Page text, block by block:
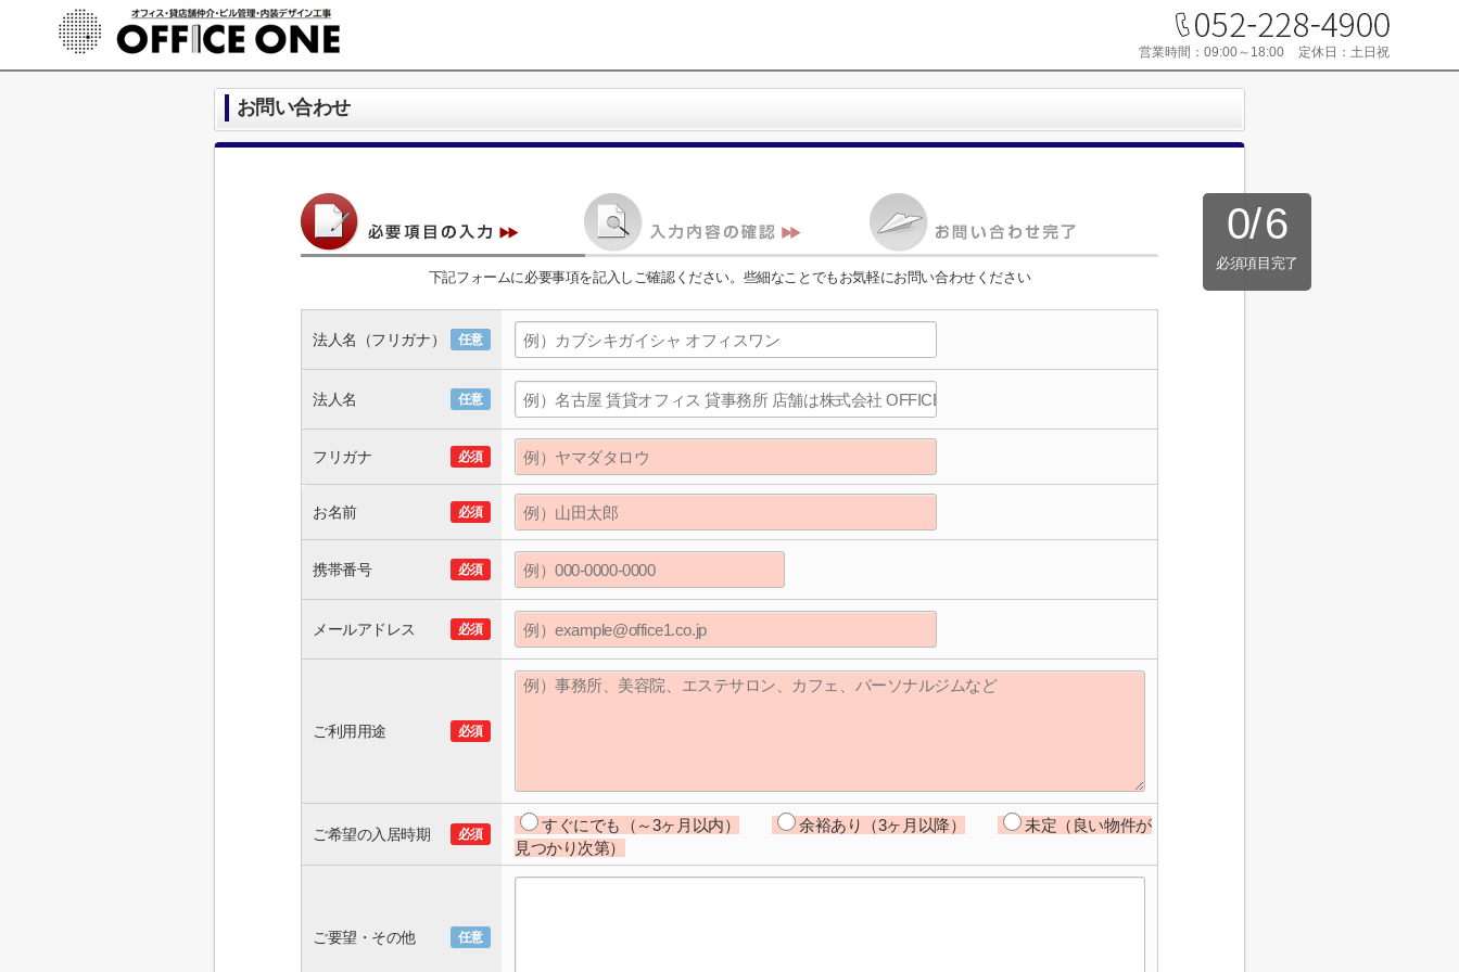
営業時間： 09:00～18:00 定休日： 土日祝
お問い合わせ
0/6
必須項目完了
下記フォームに必要事項を記入しご確認ください。些細なことでもお気軽にお問い合わせください
法人名（フリガナ） 任意
法人名 任意
フリガナ 必須
お名前 必須
携帯番号 必須
メールアドレス 必須
ご利用用途 必須
ご希望の入居時期 必須 すぐにでも（～3ヶ月以内） 余裕あり（3ヶ月以降）
未定（良い物件が
見つかり次第）
ご要望・その他 任意